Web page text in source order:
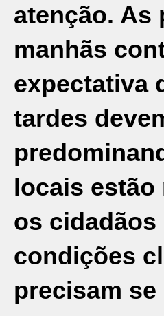
atenção. As
manhãs
expectativa
tardes
locais estão
os
condições
precisam